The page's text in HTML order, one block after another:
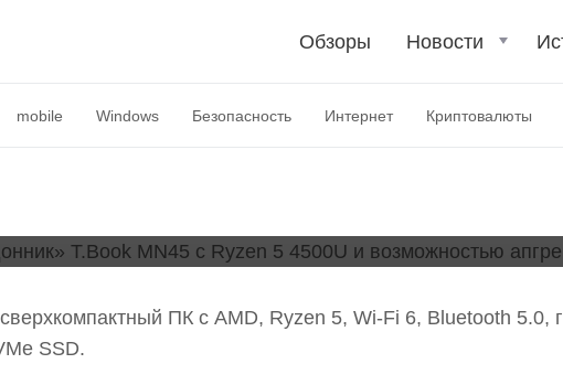
Обзоры Новости
mobile Windows Безопасность Интернет Криптовалюты
наладонник»
апгрейда
ПК с AMD, Ryzen 5, Wi-Fi 6, Bluetooth 5.0,
SSD.